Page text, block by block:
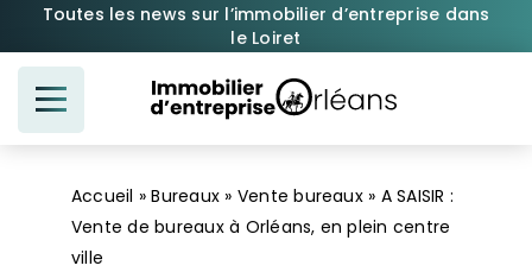
Passer
contenu
Toutes les news sur l’immobilier d’entreprise dans
le Loiret
Accueil »Bureaux » Vente bureaux» A SAISIR :
Vente de bureaux à Orléans, en plein centre
ville